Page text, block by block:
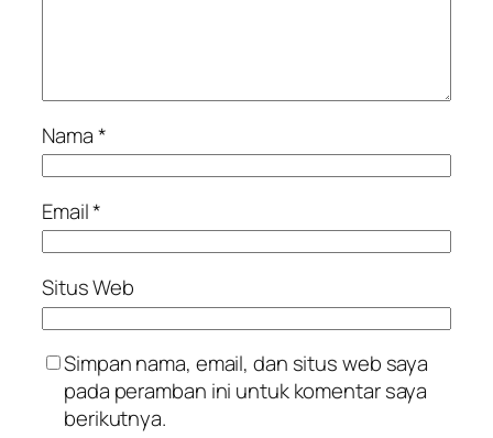
Nama*
Email*
Situs Web
Simpan nama, email, dan situs web saya
pada peramban ini untuk komentar saya
berikutnya.